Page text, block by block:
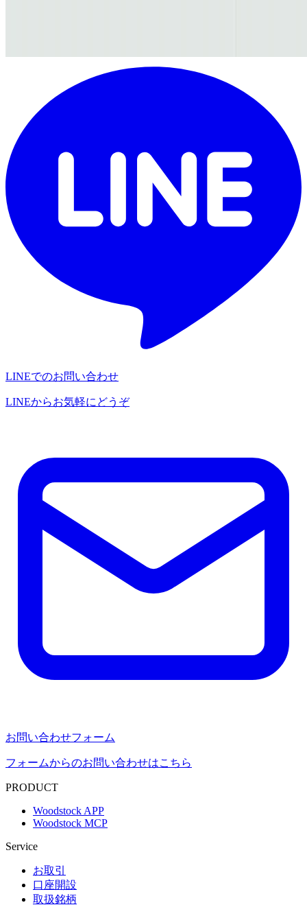
LINEでのお問い合わせ
LINEからお気軽にどうぞ
お問い合わせフォーム
フォームからのお問い合わせはこちら
PRODUCT
Woodstock APP
Woodstock MCP
Service
お取引
口座開設
取扱銘柄